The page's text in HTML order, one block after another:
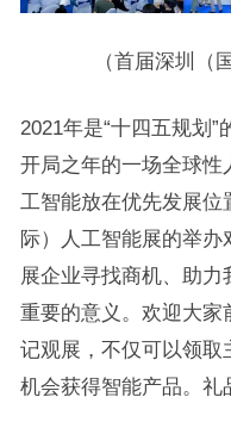
（首届深圳（
2021年是“十四五规划”
开局之年的一场全球性
工智能放在优先发展
际）人工智能展的举
展企业寻找商机、助
重要的意义。欢迎大家
记观展，不仅可以领取
机会获得智能产品。礼